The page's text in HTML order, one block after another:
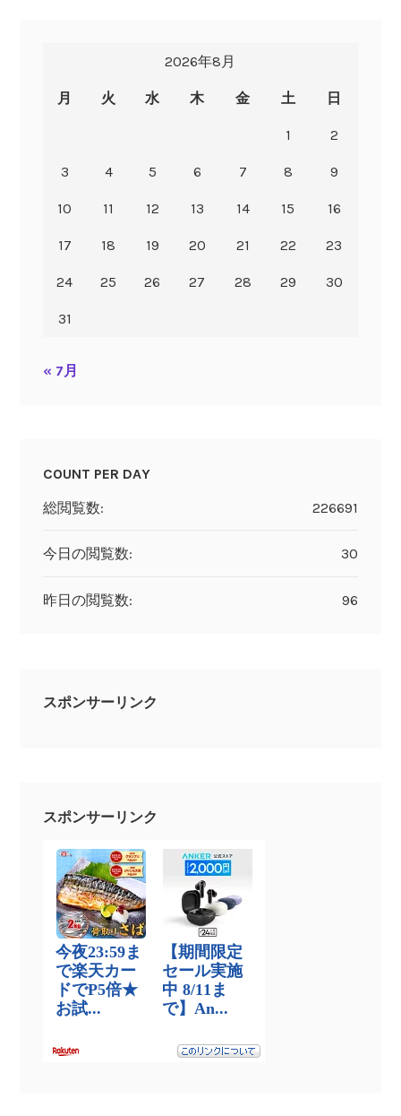
2026年8月
月 火 水 木 金 土 日
1 2
3 4 5 6 7 8 9
10 11 12 13 14 15 16
17 18 19 20 21 22 23
24 25 26 27 28 29 30
31
« 7月
COUNT PER DAY
226691
総閲覧数:
30
今日の閲覧数:
96
昨日の閲覧数:
スポンサーリンク
スポンサーリンク